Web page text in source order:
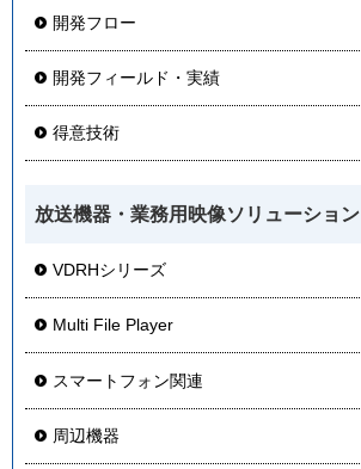
開発フロー
開発フィールド・実績
得意技術
放送機器・業務用映像ソリューション
VDRHシリーズ
Multi File Player
スマートフォン関連
周辺機器